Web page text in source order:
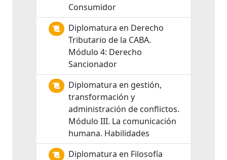
Consumidor
Diplomatura en Derecho
Tributario de la CABA.
Módulo 4: Derecho
Sancionador
Diplomatura en gestión,
transformación y
administración de conflictos.
Módulo III. La comunicación
humana. Habilidades
Diplomatura en Filosofía